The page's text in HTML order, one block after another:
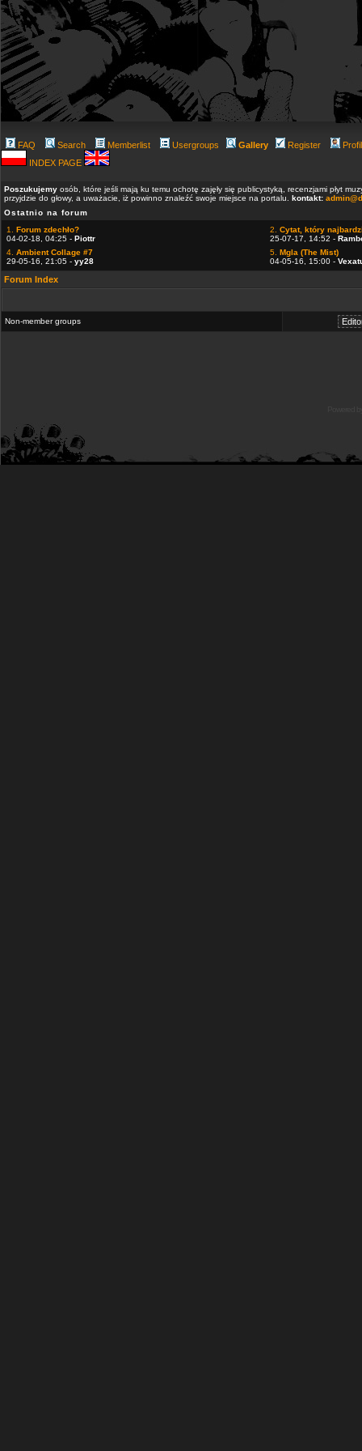
FAQ Search Memberlist Usergroups Gallery Register
INDEX PAGE
Poszukujemy osób, które jeśli mają ku temu ochotę zajęły się publicystyką, recenzjami płyt
przyjdzie do głowy, a uważacie, iż powinno znaleźć swoje miejsce na portalu. kontakt:
Ostatnio na forum
1. Forum zdechło?
04-02-18, 04:25 - Piottr
2. Cytat, który
25-07-17, 14:52 -
4. Ambient Collage #7
29-05-16, 21:05 - yy28
5. Mgla (The Mist)
04-05-16, 15:00 -
Forum Index
Non-member groups